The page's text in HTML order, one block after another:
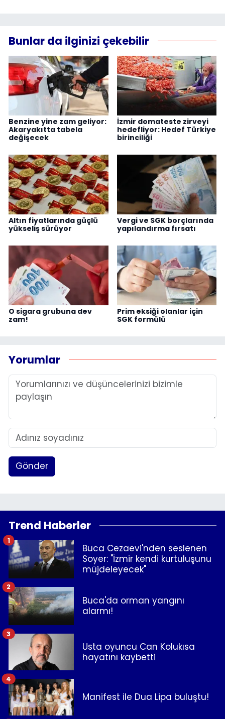
Bunlar da ilginizi çekebilir
Benzine yine zam geliyor:
Akaryakıtta tabela
değişecek
İzmir domateste zirveyi
hedefliyor: Hedef Türkiye
birinciliği
Altın fiyatlarında güçlü
yükseliş sürüyor
Vergi ve SGK borçlarında
yapılandırma fırsatı
O sigara grubuna dev
zam!
Prim eksiği olanlar için
SGK formülü
Yorumlar
Gönder
Trend Haberler
Buca Cezaevi'nden seslenen
Soyer: "İzmir kendi kurtuluşunu
müjdeleyecek"
1
Buca'da orman yangını
alarmı!
2
Usta oyuncu Can Kolukısa
hayatını kaybetti
3
Manifest ile Dua Lipa buluştu!
4